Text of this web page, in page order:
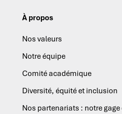
À propos
Nos valeurs
Notre équipe
Comité académique
Diversité, équité et inclusion
Nos partenariats : notre